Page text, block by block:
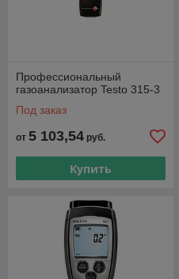
Профессиональный
газоанализатор Testo 315-3
Под заказ
от 5 103,54 руб.
Купить